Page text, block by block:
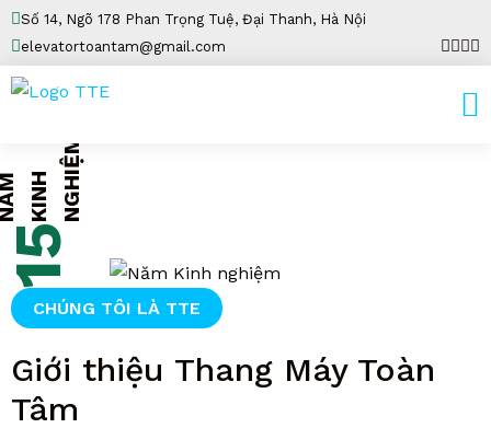
Số 14, Ngõ 178 Phan Trọng Tuệ, Đại Thanh, Hà Nội
elevatortoantam@gmail.com
15
K
I
N
H
N
G
H
I
Ệ M
CHÚNG TÔI LÀ TTE
Giới thiệu Thang Máy Toàn
Tâm